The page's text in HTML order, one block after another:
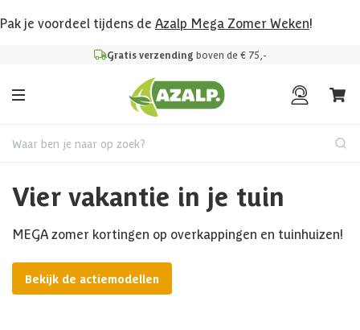
Pak je voordeel tijdens de Azalp Mega Zomer Weken!
Gratis verzending boven de € 75,-
Waar ben je naar op zoek?
Vier vakantie in je tuin
MEGA zomer kortingen op overkappingen en tuinhuizen!
Bekijk de actiemodellen